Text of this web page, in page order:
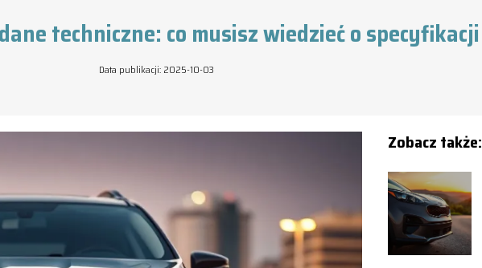
techniczne: co musisz wiedzieć o specyfikacji
Data publikacji: 2025-10-03
Zobacz także: